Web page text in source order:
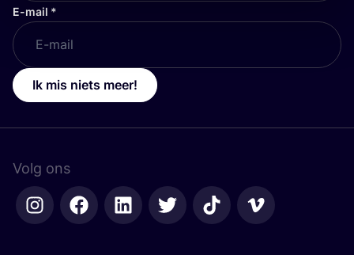
E-mail *
Ik mis niets meer!
Volg ons